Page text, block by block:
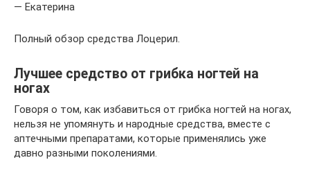
— Екатерина
Полный обзор средства Лоцерил.
Лучшее средство от грибка ногтей на
ногах
Говоря о том, как избавиться от грибка ногтей на ногах,
нельзя не упомянуть и народные средства, вместе с
аптечными препаратами, которые применялись уже
давно разными поколениями.